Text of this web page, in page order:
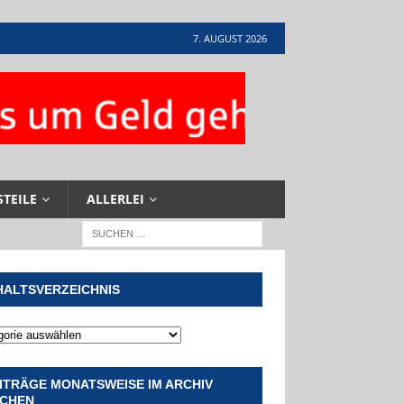
7. AUGUST 2026
ALLERLEI
MONATSWEISE IM ARCHIV